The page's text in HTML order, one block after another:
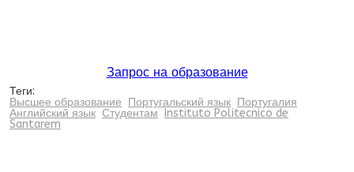
Запрос на образование
Теги:
Высшее образование Португальский язык Португалия
Английский язык Студентам
Instituto Politecnico de
Santarem